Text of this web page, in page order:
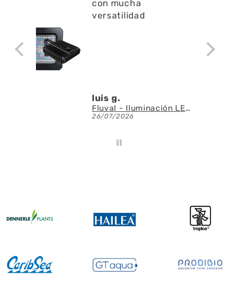
con mucha
versatilidad
luis g.
Fluval - Iluminación LED Nano Reef 4.0 de 25W
26/07/2026